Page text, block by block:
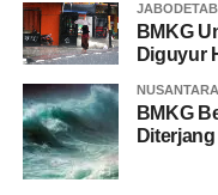
BMKG
Diguyur
NUSANTARA
BMKG